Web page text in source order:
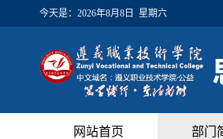
今天是： 2026年8月8日 星期六
网站首页 部门